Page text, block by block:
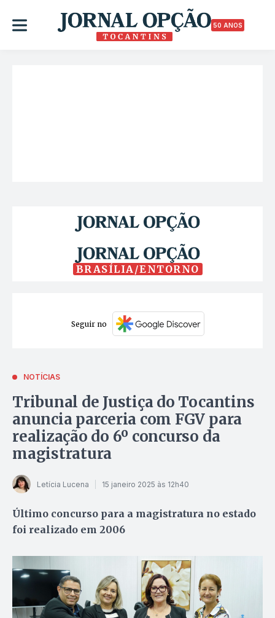
50 ANOS
BRASÍLIA/ENTORNO
Seguir no
NOTÍCIAS
Tribunal de Justiça do Tocantins
anuncia parceria com FGV para
realização do 6º concurso da
magistratura
Letícia Lucena 15 janeiro 2025 às 12h40
Último concurso para a magistratura no estado
foi realizado em 2006